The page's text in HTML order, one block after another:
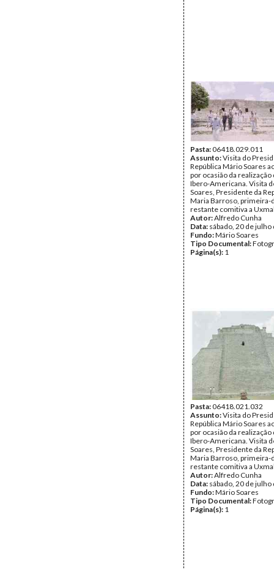
Pasta:06418.029.011
Assunto:Visita do
República Mário Soares
por ocasião da realização
Ibero-Americana. Visita
Soares, Presidente da
Maria Barroso, primeira-
restante comitiva a
Autor:Alfredo Cunha
Data: sábado, 20 de julho
Fundo:Mário Soares
Tipo Documental:
Página(s): 1
Pasta:06418.021.032
Assunto:Visita do
República Mário Soares
por ocasião da realização
Ibero-Americana. Visita
Soares, Presidente da
Maria Barroso, primeira-
restante comitiva a
Autor:Alfredo Cunha
Data: sábado, 20 de julho
Fundo:Mário Soares
Tipo Documental:
Página(s): 1